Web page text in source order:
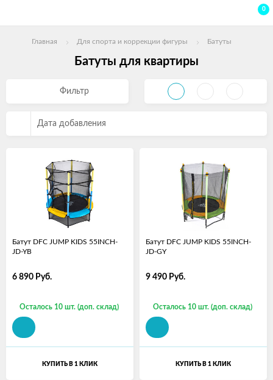
0
Главная Для спорта и коррекции фигуры Батуты
Батуты для квартиры
Фильтр
Дата добавления
Батут DFC JUMP KIDS 55INCH-
JD-YB
6 890 Руб.
Осталось 10 шт. (доп. склад)
КУПИТЬ В 1 КЛИК
Батут DFC JUMP KIDS 55INCH-
JD-GY
9 490 Руб.
Осталось 10 шт. (доп. склад)
КУПИТЬ В 1 КЛИК